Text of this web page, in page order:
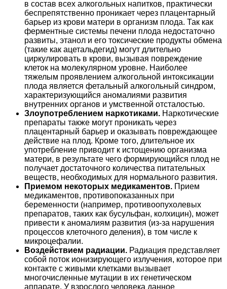
в состав всех алкогольных напитков, практически
беспрепятственно проникает через плацентарный
барьер из крови матери в организм плода. Так как
ферментные системы печени плода недостаточно
развиты, этанол и его токсические продукты обмена
(такие как ацетальдегид) могут длительно
циркулировать в крови, вызывая повреждение
клеток на молекулярном уровне. Наиболее
тяжелым проявлением алкогольной интоксикации
плода является фетальный алкогольный синдром,
характеризующийся аномалиями развития
внутренних органов и умственной отсталостью.
Злоупотреблением наркотиками. Наркотические
препараты также могут проникать через
плацентарный барьер и оказывать повреждающее
действие на плод. Кроме того, длительное их
употребление приводит к истощению организма
матери, в результате чего формирующийся плод не
получает достаточного количества питательных
веществ, необходимых для нормального развития.
Приемом некоторых медикаментов. Прием
медикаментов, противопоказанных при
беременности (например, противоопухолевых
препаратов, таких как бусульфан, колхицин), может
привести к аномалиям развития (из-за нарушения
процессов клеточного деления), в том числе к
микроцефалии.
Воздействием радиации. Радиация представляет
собой поток ионизирующего излучения, которое при
контакте с живыми клетками вызывает
многочисленные мутации в их генетическом
аппарате. У взрослого человека данное